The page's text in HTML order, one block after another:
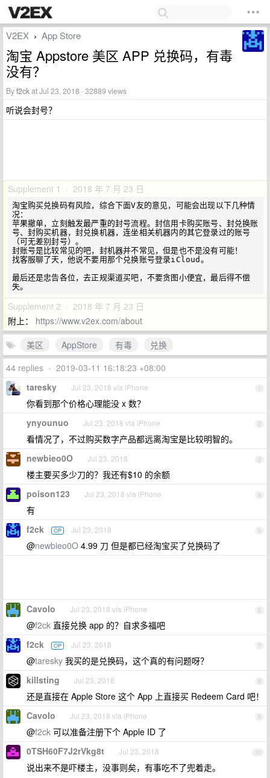
V2EX › App Store
淘宝 Appstore 美区 APP 兑换码，有毒
没有？
Byf2ckat Jul 23, 2018 · 32889 views
听说会封号？
Supplement 1 · 2018 年 7 月 23 日
淘宝购买兑换码有风险，综合下面V友的意见，可能会出现以下几种情
况：
苹果撤单，立刻触发最严重的封号流程。封信用卡购买账号、封兑换账
号、封购买机器，封兑换机器，连坐相关机器内的其它登录过的账号
（可无差别封号）。
封账号是比较常见的吧，封机器并不常见，但是也不是没有可能！
找客服聊了天，他说不要用那个兑换账号登录iCloud。
最后还是忠告各位，去正规渠道买吧，不要贪图小便宜，最后得不偿
Supplement 2 · 2018 年 7 月 23 日
附上： https://www.v2ex.com/about
美区
AppStore 有毒
兑换
44 replies • 2019-03-11 16:18:23 +08:00
1
taresky Jul 23, 2018 via iPhone
你看到那个价格心理能没 x 数？
2
ynyounuo Jul 23, 2018 via iPhone
看情况了，不过购买数字产品都远离淘宝是比较明智的。
3
newbieo0O Jul 23, 2018
楼主要买多少刀的？我还有$10 的余额
4
poison123 Jul 23, 2018 via iPhone
有
5
f2ck OP Jul 23, 2018
@newbieo0O 4.99 刀 但是都已经淘宝买了兑换码了
6
Cavolo Jul 23, 2018 via iPhone
@f2ck 直接兑换 app 的？自求多福吧
7
f2ck OP Jul 23, 2018
@taresky 我买的是兑换码，这个真的有问题呀？
8
killsting Jul 23, 2018
还是直接在 Apple Store 这个 App 上直接买 Redeem Card 吧！
9
Cavolo Jul 23, 2018 via iPhone
@f2ck 可以准备注册下个 Apple ID 了
10
0TSH60F7J2rVkg8t Jul 23, 2018
说出来不是吓楼主，没事则矣，有事吃不了兜着走。